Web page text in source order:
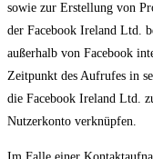
sowie zur Erstellung von
der Facebook Ireland Ltd.
außerhalb von Facebook
Zeitpunkt des Aufrufes in
die Facebook Ireland Ltd.
Nutzerkonto verknüpfen.